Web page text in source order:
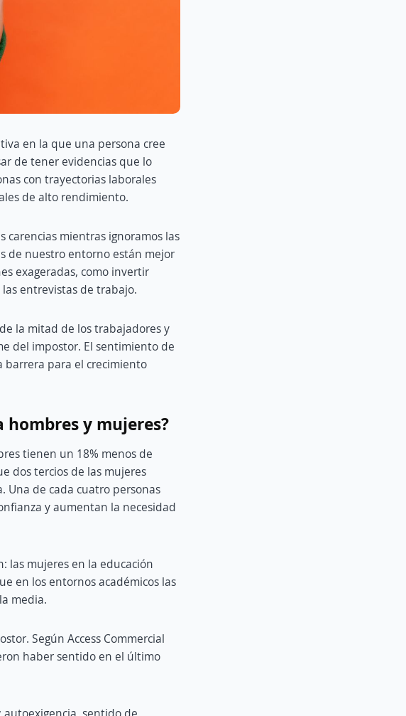
en la que una persona cree
de tener evidencias que lo
con trayectorias laborales
de alto rendimiento.
carencias mientras ignoramos las
de nuestro entorno están mejor
exageradas, como invertir
entrevistas de trabajo.
la mitad de los trabajadores y
del impostor. El sentimiento de
barrera para el crecimiento
y mujeres?
tienen un 18% menos de
dos tercios de las mujeres
Una de cada cuatro personas
y aumentan la necesidad
las mujeres en la educación
en los entornos académicos las
media.
Según Access Commercial
haber sentido en el último